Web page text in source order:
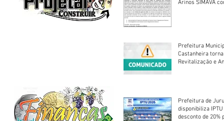
Arinos SIMAVA convoca à
Prefeitura
Castanheira
Revitalização e
Prefeitura de
disponibiliza
desconto de 20%